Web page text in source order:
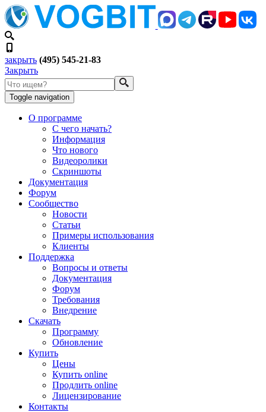
закрыть (495) 545-21-83
Закрыть
Toggle navigation
О программе
С чего начать?
Информация
Что нового
Видеоролики
Скриншоты
Документация
Форум
Сообщество
Новости
Статьи
Примеры использования
Клиенты
Поддержка
Вопросы и ответы
Документация
Форум
Требования
Внедрение
Скачать
Программу
Обновление
Купить
Цены
Купить online
Продлить online
Лицензирование
Контакты